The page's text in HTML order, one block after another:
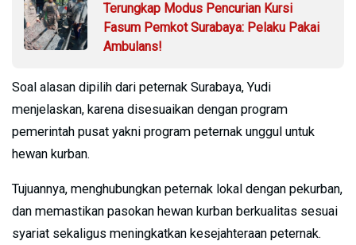
Terungkap Modus Pencurian Kursi
Fasum Pemkot Surabaya: Pelaku Pakai
Ambulans!
Soal alasan dipilih dari peternak Surabaya, Yudi
menjelaskan, karena disesuaikan dengan program
pemerintah pusat yakni program peternak unggul untuk
hewan kurban.
Tujuannya, menghubungkan peternak lokal dengan pekurban,
dan memastikan pasokan hewan kurban berkualitas sesuai
syariat sekaligus meningkatkan kesejahteraan peternak.